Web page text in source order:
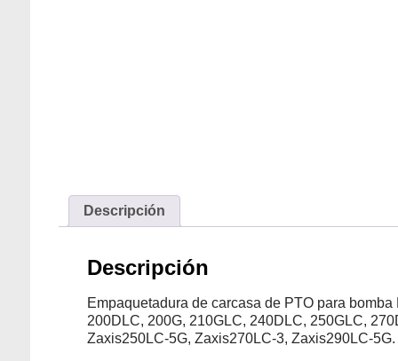
Descripción
Descripción
Empaquetadura de carcasa de PTO para
200DLC, 200G, 210GLC, 240DLC, 250GLC,
Zaxis250LC-5G, Zaxis270LC-3, Zaxis290LC-5G.